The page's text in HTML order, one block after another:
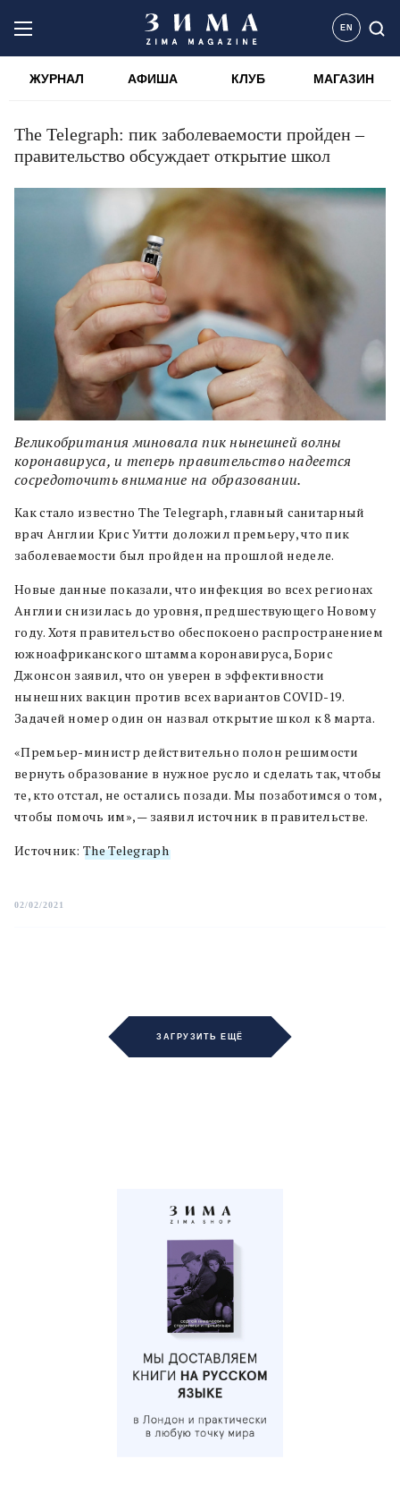
EN
ЖУРНАЛ АФИША КЛУБ МАГАЗИН
The Telegraph: пик заболеваемости пройден –
правительство обсуждает открытие школ
Великобритания миновала пик нынешней волны
коронавируса, и теперь правительство надеется
сосредоточить внимание на образовании.
Как стало известно The Telegraph, главный санитарный
врач Англии Крис Уитти доложил премьеру, что пик
заболеваемости был пройден на прошлой неделе.
Новые данные показали, что инфекция во всех регионах
Англии снизилась до уровня, предшествующего Новому
году. Хотя правительство обеспокоено распространением
южноафриканского штамма коронавируса, Борис
Джонсон заявил, что он уверен в эффективности
нынешних вакцин против всех вариантов COVID-19.
Задачей номер один он назвал открытие школ к 8 марта.
«Премьер-министр действительно полон решимости
вернуть образование в нужное русло и сделать так, чтобы
те, кто отстал, не остались позади. Мы позаботимся о том,
чтобы помочь им», — заявил источник в правительстве.
Источник: The Telegraph
02/02/2021
ЗАГРУЗИТЬ ЕЩЁ